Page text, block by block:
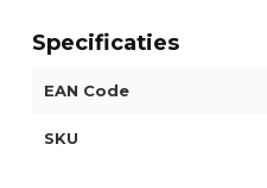
Specificaties
EAN Code
SKU